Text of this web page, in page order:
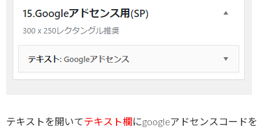
テキストを開いてテキスト欄 にgoogleアドセンスコードを